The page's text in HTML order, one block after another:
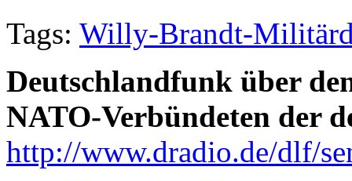
Tags: Willy-Brandt-
Deutschlandfunk über
NATO-Verbündeten der
http://www.dradio.de/dlf/